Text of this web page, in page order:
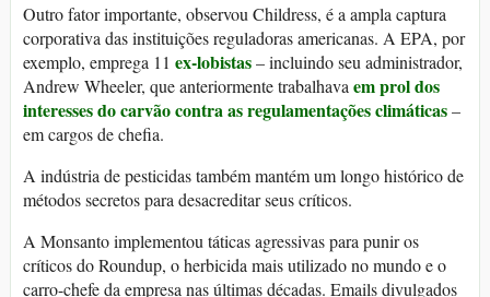
Outro fator importante, observou Childress, é a ampla captura
corporativa das instituições reguladoras americanas. A EPA, por
exemplo, emprega 11 ex-lobistas– incluindo seu administrador,
Andrew Wheeler, que anteriormente trabalhava em prol dos
interesses do carvão contra as regulamentações climáticas–
em cargos de chefia.
A indústria de pesticidas também mantém um longo histórico de
métodos secretos para desacreditar seus críticos.
A Monsanto implementou táticas agressivas para punir os
críticos do Roundup, o herbicida mais utilizado no mundo e o
carro-chefe da empresa nas últimas décadas. Emails divulgados